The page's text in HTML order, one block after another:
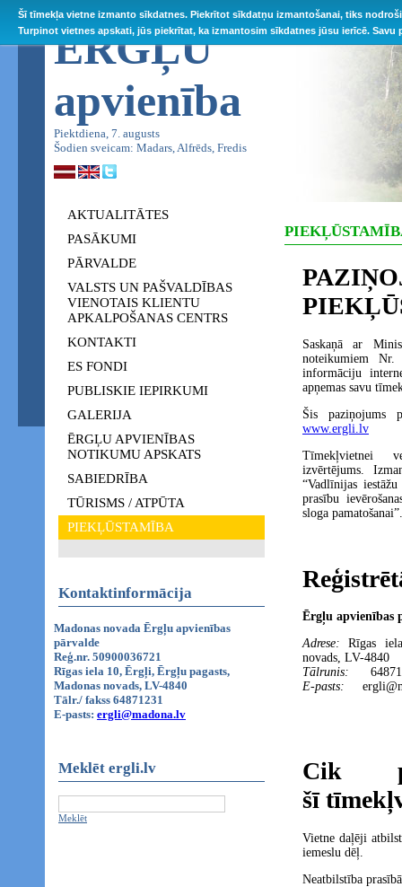
Šī tīmekļa vietne izmanto sīkdatnes. Piekrītot sīkdatņu izmantošanai, tiks
Turpinot vietnes apskati, jūs piekrītat, ka izmantosim sīkdatnes jūsu ierīcē.
ĒRGĻU
apvienība
Piektdiena, 7. augusts
Šodien sveicam: Madars, Alfrēds, Fredis
AKTUALITĀTES
PASĀKUMI
PĀRVALDE
VALSTS UN PAŠVALDĪBAS
VIENOTAIS KLIENTU
APKALPOŠANAS CENTRS
KONTAKTI
ES FONDI
PUBLISKIE IEPIRKUMI
GALERIJA
ĒRGĻU APVIENĪBAS
NOTIKUMU APSKATS
SABIEDRĪBA
TŪRISMS / ATPŪTA
PIEKĻŪSTAMĪBA
Kontaktinformācija
Madonas novada Ērgļu apvienības
pārvalde
Reģ.nr. 50900036721
Rīgas iela 10, Ērgļi, Ērgļu pagasts,
Madonas novads, LV-4840
Tālr./ fakss 64871231
E-pasts: ergli@madona.lv
Meklēt ergli.lv
Meklēt
Saskaņā ar
noteikumiem
informāciju
apņemas savu
Šis paziņojums
www.ergli.lv
Tīmekļvietnei
izvērtējums.
“Vadlīnijas
prasību
sloga pamatošanai”.
Ērgļu apvienības
Adrese:Rīgas
novads, LV-4840
Tālrunis:
E-pasts:
Cik
šī
Vietne daļēji
iemeslu dēļ.
Neatbilstība